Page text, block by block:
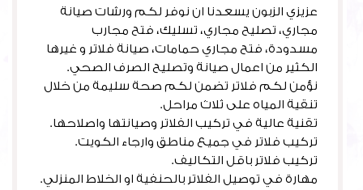
عزيزي الزبون يسعدنا ان نوفر لكم ورشات صيانة
مجاري، تصليح مجاري، تسليك، فتح مجارب
مسدودة، فتح مجاري حمامات، صيانة فلاتر و غيرها
الكثير من اعمال صيانة وتصليح الصرف الصحي.
نؤمن لكم فلاتر تضمن لكم صحة سليمة من خلال
تنقية المياه على ثلاث مراحل.
تقنية عالية في تركيب الفلاتر وصيانتها واصلاحها.
تركيب فلاتر في جميع مناطق وارجاء الكويت.
تركيب فلاتر باقل التكاليف.
مهارة في توصيل الفلاتر بالحنفية او الخلاط المنزلي.